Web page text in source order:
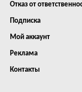
Отказ от
Подписка
Мой аккаунт
Реклама
Контакты